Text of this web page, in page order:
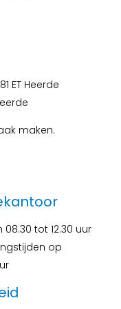
ET Heerde
maken.
tot 12.30 uur
op